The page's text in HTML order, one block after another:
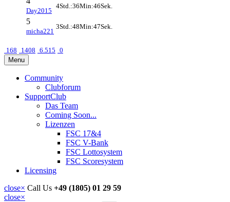
Day2015
4Std.:36Min:46Sek.
5
micha221
3Std.:48Min:47Sek.
168 1408 6.515 0
Menu
Community
Clubforum
SupportClub
Das Team
Coming Soon...
Lizenzen
FSC 17&4
FSC V-Bank
FSC Lottosystem
FSC Scoresystem
Licensing
close× Call Us +49 (1805) 01 29 59
close×